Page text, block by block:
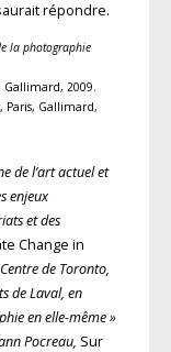
répondre.
la photographie
Gallimard, 2009.
, Paris, Gallimard,
de l’art actuel et
enjeux
et des
Change in
de Toronto,
de Laval, en
en elle-même »
Pocreau, Sur